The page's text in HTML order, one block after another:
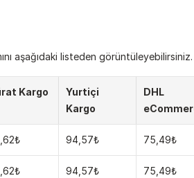
aşağıdaki listeden görüntüleyebilirsiniz.
Kargo
Yurtiçi
Kargo
DHL
94,57₺ 75,49₺
94,57₺ 75,49₺